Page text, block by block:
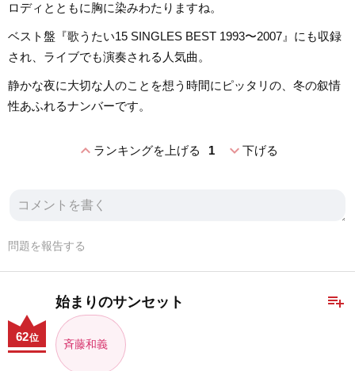
ロディとともに胸に染みわたりますね。
ベスト盤『歌うたい15 SINGLES BEST 1993〜2007』にも収録
され、ライブでも演奏される人気曲。
静かな夜に大切な人のことを想う時間にピッタリの、冬の叙情
性あふれるナンバーです。
expand_lessランキングを上げる 1 expand_more下げる
問題を報告する
playlist_add
始まりのサンセット
斉藤和義
62位